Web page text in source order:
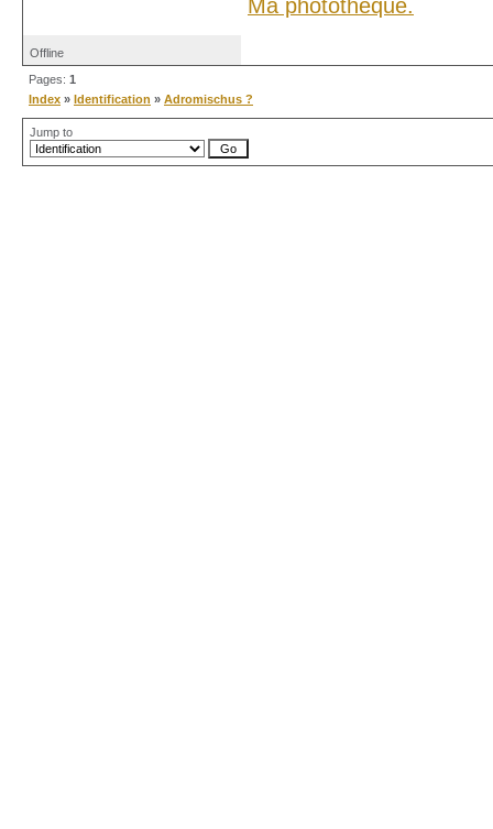
Ma photothèque.
Offline
Pages: 1
Index » Identification » Adromischus ?
Jump to